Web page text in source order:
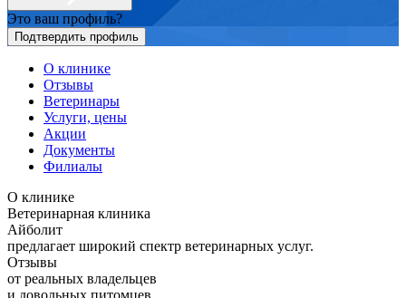
Это ваш профиль?
Подтвердить профиль
О клинике
Отзывы
Ветеринары
Услуги, цены
Акции
Документы
Филиалы
О клинике
Ветеринарная клиника
Айболит
предлагает широкий спектр ветеринарных услуг.
Отзывы
от реальных владельцев
и довольных питомцев